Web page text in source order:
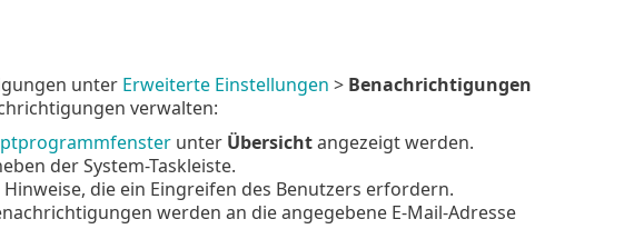
unter Erweiterte Einstellungen > Benachrichtigungen
verwalten:
unter Übersichtangezeigt werden.
der System-Taskleiste.
die ein Eingreifen des Benutzers erfordern.
werden an die angegebene E-Mail-Adresse